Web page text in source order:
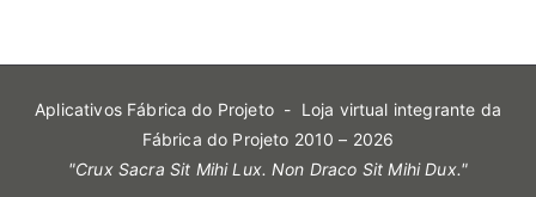
Aplicativos Fábrica do Projeto- Loja virtual integrante da
Fábrica do Projeto 2010 – 2026
"Crux Sacra Sit Mihi Lux. Non Draco Sit Mihi Dux."